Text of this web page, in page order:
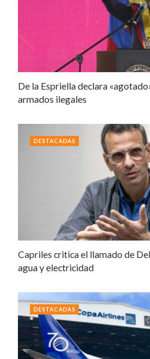
De la Espriella declara
armados ilegales
Capriles critica el llamado de
agua y electricidad
DESTACADAS
DESTACADAS